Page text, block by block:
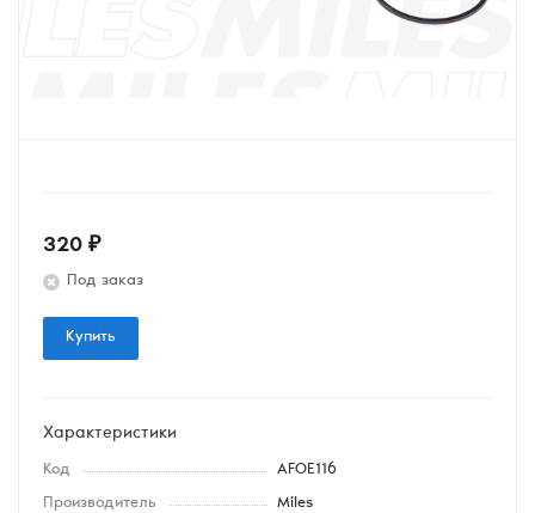
320 ₽
Под заказ
Купить
Характеристики
Код AFOE116
Производитель Miles